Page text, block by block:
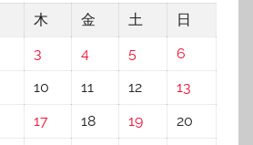
木 金 土
日
3 4 5
6
10 11 12
13
17 18 19
20